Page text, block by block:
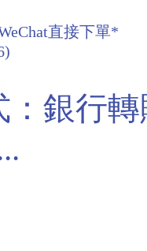
直接下單*
銀行轉